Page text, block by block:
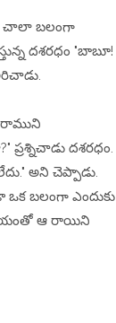
చాలా బలంగా
దశరధం "బాబూ!
దశరధం.
అని చెప్పాడు.
బలంగా ఎందుకు
ఆ రాయిని